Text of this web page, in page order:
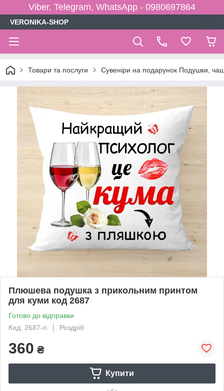
Viber, Telegram, WhatsApp - 0980697864
VERONIKA-SHOP
Товари та послуги Сувеніри на подарунок Подушки,
Плюшева подушка з прикольним принтом
для куми код 2687
Готово до відправки
Код: 2687-п
Роздріб
360 ₴
Купити